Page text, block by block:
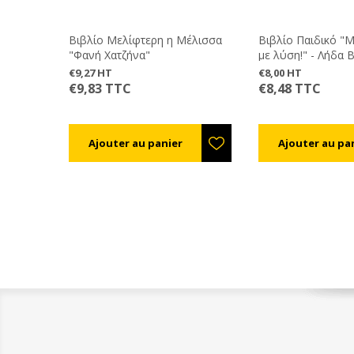
Βιβλίο Μελίφτερη η Μέλισσα
"Φανή Χατζήνα"
€9,27 HT
€9,83 TTC
Βιβλίο Παιδικό
με λύση!" - Λήδα
€8,00 HT
€8,48 TTC